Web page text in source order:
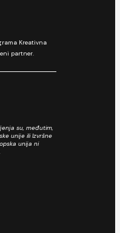
Kreativna
partner.
su, međutim,
unije ili Izvršne
unija ni